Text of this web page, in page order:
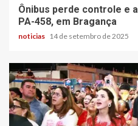
Ônibus perde controle e
PA-458, em Bragança
noticias 14 de setembro de 2025